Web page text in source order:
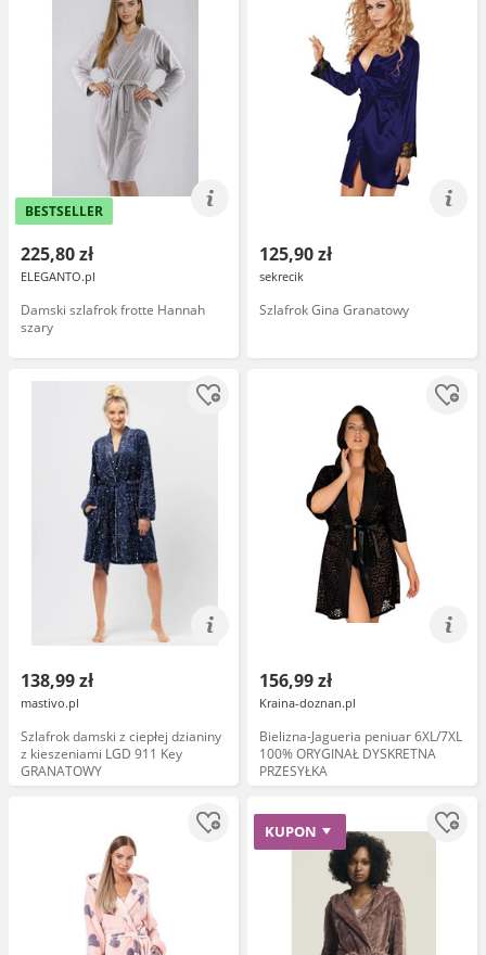
BESTSELLER
225,80 zł
ELEGANTO.pl
Damski szlafrok frotte Hannah
szary
125,90 zł
sekrecik
Szlafrok Gina Granatowy
138,99 zł
mastivo.pl
Szlafrok damski z ciepłej dzianiny
z kieszeniami LGD 911 Key
GRANATOWY
156,99 zł
Kraina-doznan.pl
Bielizna-Jagueria peniuar 6XL/7XL
100% ORYGINAŁ DYSKRETNA
PRZESYŁKA
KUPON